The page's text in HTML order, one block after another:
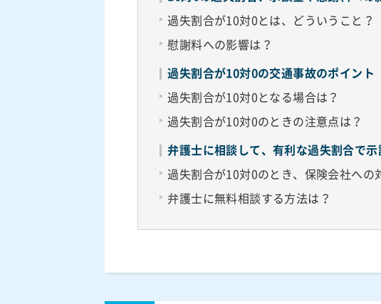
過失割合が10対0とは、どういうこと？
慰謝料への影響は？
過失割合が10対0の交通事故のポイント
過失割合が10対0となる場合は？
過失割合が10対0のときの注意点は？
弁護士に相談して、有利な過失割合で示
過失割合が10対0のとき、保険会社への
弁護士に無料相談する方法は？